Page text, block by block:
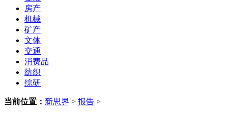
房产
机械
矿产
文体
交通
消费品
纺织
综研
当前位置： 新思界 > 报告 >